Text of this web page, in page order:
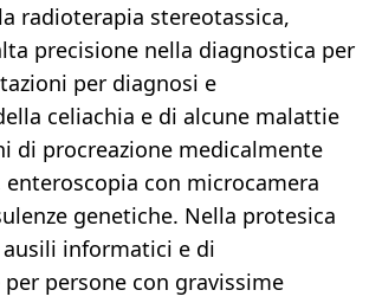
radioterapia stereotassica,
precisione nella diagnostica per
per diagnosi e
celiachia e di alcune malattie
di procreazione medicalmente
enteroscopia con microcamera
genetiche. Nella protesica
informatici e di
persone con gravissime